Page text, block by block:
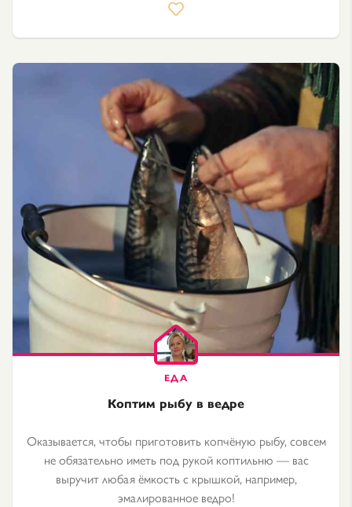
Коптим рыбу в ведре
Оказывается, чтобы приготовить копчёную рыбу, совсем
не обязательно иметь под рукой коптильню — вас
выручит любая ёмкость с крышкой, например,
эмалированное ведро!